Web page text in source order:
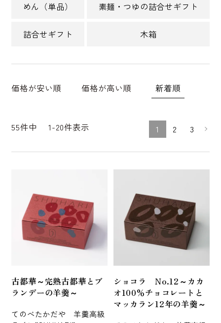
めん（単品） 素麺・つゆの詰合せギフト
詰合せギフト 木箱
価格が安い順 価格が高い順 新着順
55件中 1-20件表示 1 2 3
古都華～完熟古都華とブ
ランデーの羊羹～
てのべたかだや 羊羹高級
ショコラ No.12～カカ
オ100％チョコレートと
マッカラン12年の羊羹～